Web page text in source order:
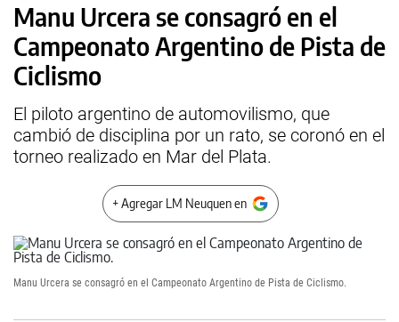
Manu Urcera se consagró en el
Campeonato Argentino de Pista de
Ciclismo
El piloto argentino de automovilismo, que
cambió de disciplina por un rato, se coronó en el
torneo realizado en Mar del Plata.
+ Agregar LM Neuquen en
Manu Urcera se consagró en el Campeonato Argentino de Pista de Ciclismo.